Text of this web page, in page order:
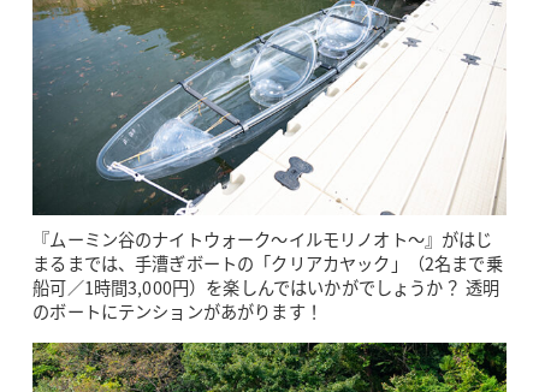
『ムーミン谷のナイトウォーク～イルモリノオト～』がはじ
まるまでは、手漕ぎボートの「クリアカヤック」（2名まで乗
船可／1時間3,000円）を楽しんではいかがでしょうか？ 透明
のボートにテンションがあがります！